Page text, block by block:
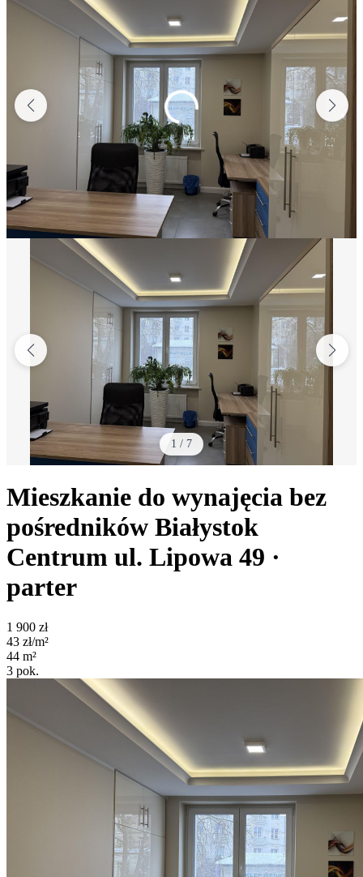
1 / 7
Mieszkanie do wynajęcia bez
pośredników Białystok
Centrum ul. Lipowa 49 ·
parter
1 900 zł
43 zł/m²
44 m²
3 pok.